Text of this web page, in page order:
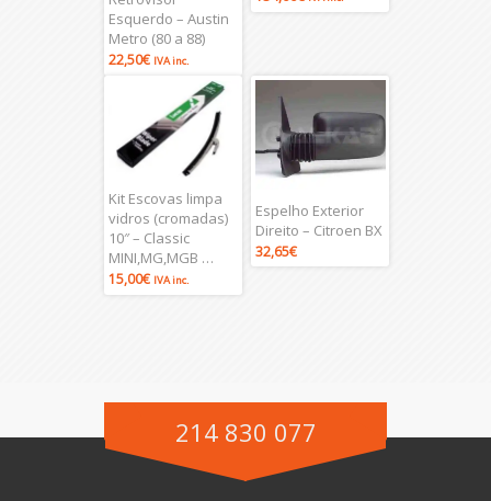
Esquerdo – Austin
Metro (80 a 88)
22,50€ IVA inc.
Kit Escovas limpa
vidros (cromadas)
10″ – Classic
MINI,MG,MGB …
15,00€ IVA inc.
Espelho Exterior
Direito – Citroen BX
32,65€
214 830 077